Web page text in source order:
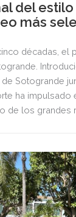
del estilo
más
décadas, el
Sotogrande
ha impulsado
de los grandes
social.